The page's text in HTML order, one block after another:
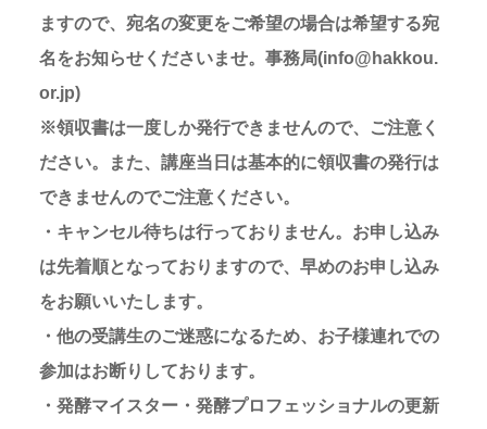
ますので、宛名の変更をご希望の場合は希望する宛
名をお知らせくださいませ。事務局(info@hakkou.
or.jp)
※領収書は一度しか発行できませんので、ご注意く
ださい。また、講座当日は基本的に領収書の発行は
できませんのでご注意ください。
・キャンセル待ちは行っておりません。お申し込み
は先着順となっておりますので、早めのお申し込み
をお願いいたします。
・他の受講生のご迷惑になるため、お子様連れでの
参加はお断りしております。
・発酵マイスター・発酵プロフェッショナルの更新